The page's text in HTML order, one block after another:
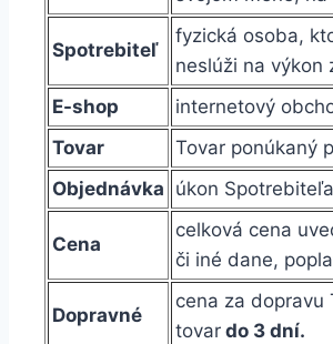
Spotrebiteľ
fyzická osoba,
neslúži na výkon
E-shop
internetový
Tovar
Tovar ponúkaný
Objednávka úkon
Cena
celková cena
či iné dane,
Dopravné
cena za dopravu
tovar do 3 dní.